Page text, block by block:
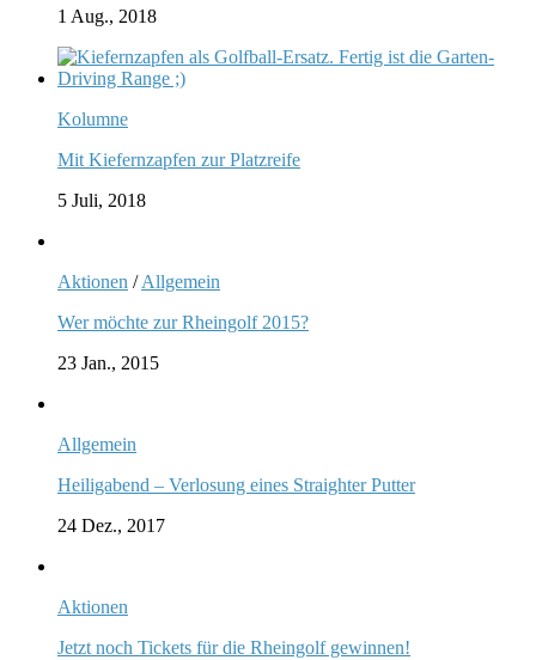
1 Aug., 2018
Kolumne
Mit Kiefernzapfen zur Platzreife
5 Juli, 2018
Aktionen /Allgemein
Wer möchte zur Rheingolf 2015?
23 Jan., 2015
Allgemein
Heiligabend – Verlosung eines Straighter Putter
24 Dez., 2017
Aktionen
Jetzt noch Tickets für die Rheingolf gewinnen!